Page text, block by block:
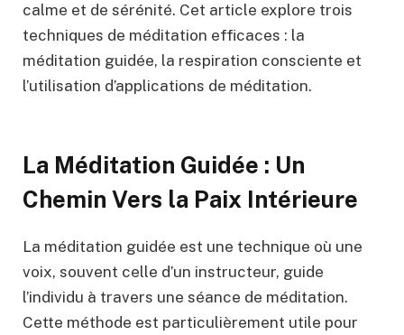
calme et de sérénité. Cet article explore trois
techniques de méditation efficaces : la
méditation guidée, la respiration consciente et
l’utilisation d’applications de méditation.
La Méditation Guidée : Un
Chemin Vers la Paix Intérieure
La méditation guidée est une technique où une
voix, souvent celle d’un instructeur, guide
l’individu à travers une séance de méditation.
Cette méthode est particulièrement utile pour